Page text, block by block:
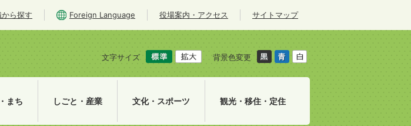
ら探す Foreign Language 役場案内・アクセス サイトマップ
文字サイズ 背景色変更
まち しごと・産業 文化・スポーツ 観光・移住・定住